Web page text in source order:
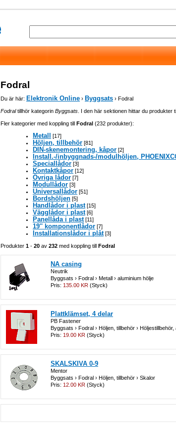
Fodral
Du är här: Elektronik Online › Byggsats › Fodral
Fodraltillhör kategorin Byggsats . I den här sektionen hittar du produkter
Fler kategorier med koppling till Fodral (232 produkter):
Metall [17]
Höljen, tillbehör [81]
DIN-skenemontering, kåpor [2]
Install.-/inbyggnads-/modulhöljen,
Speciallådor [3]
Kontaktkåpor [12]
Övriga lådor [7]
Modullådor [3]
Universallådor [51]
Bordshöljen [5]
Handlådor i plast[15]
Vägglådor i plast[6]
Panellåda i plast[11]
19'' komponentlådor [7]
Installationslådor i plåt[3]
Produkter 1 - 20 av 232 med koppling till Fodral
NA casing
Neutrik
Byggsats › Fodral › Metall › aluminium hölje
Pris: 135.00 KR (Styck)
Plattklämset, 4 delar
PB Fastener
Byggsats › Fodral › Höljen, tillbehör › Höljestillbehör,
Pris: 19.00 KR (Styck)
SKALSKIVA 0-9
Mentor
Byggsats › Fodral › Höljen, tillbehör › Skalor
Pris: 12.00 KR (Styck)